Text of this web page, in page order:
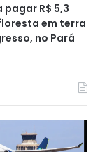
R$ 5,3
em terra
no Pará